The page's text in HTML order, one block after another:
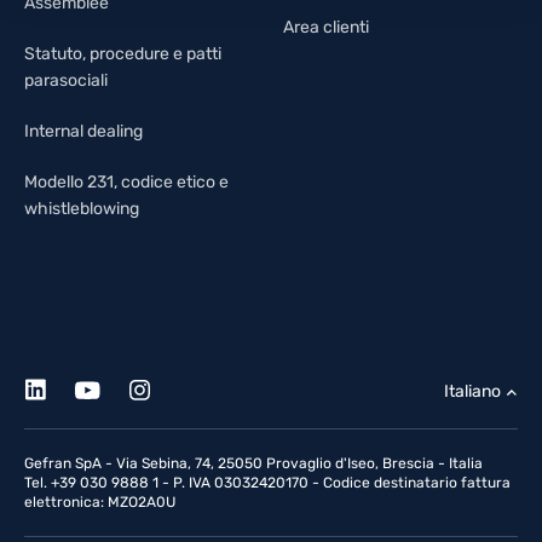
Statuto, procedure e patti
parasociali
Internal dealing
Modello 231, codice etico e
whistleblowing
Area clienti
Gefran SpA - Via Sebina, 74, 25050 Provaglio d'Iseo, Brescia - Italia
Tel. +39 030 9888 1 - P. IVA 03032420170 - Codice destinatario fattura
elettronica: MZO2A0U
Italiano